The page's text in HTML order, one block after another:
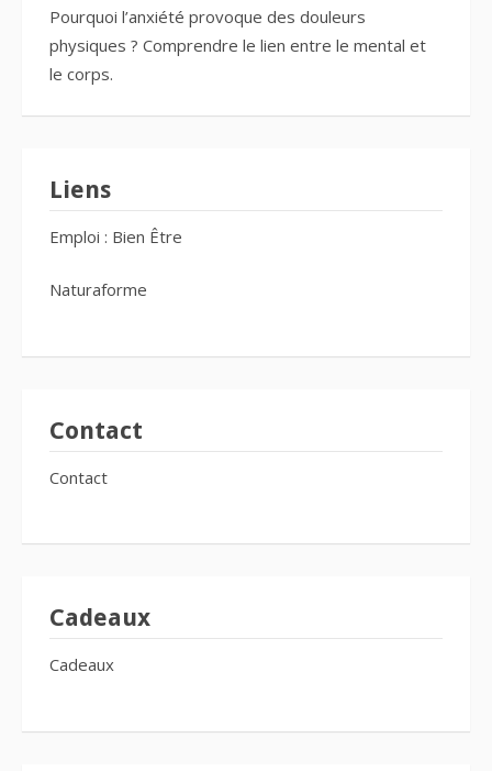
Pourquoi l’anxiété provoque des douleurs
physiques ? Comprendre le lien entre le mental et
le corps.
Liens
Emploi : Bien Être
Naturaforme
Contact
Contact
Cadeaux
Cadeaux